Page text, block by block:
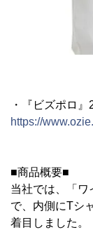
・『ビズポロ
https://
■商品概要■
当社では、「
で、内側にTシ
着目しました。